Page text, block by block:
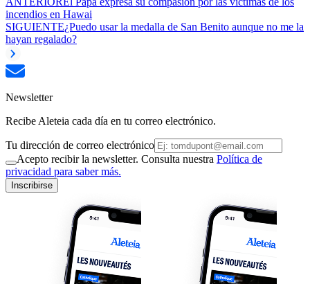
incendios en Hawai
SIGUIENTE¿Puedo usar la medalla de San Benito aunque no me la
hayan regalado?
Newsletter
Recibe Aleteia cada día en tu correo electrónico.
Tu dirección de correo electrónico
Acepto recibir la newsletter. Consulta nuestra Política de
privacidad para saber más.
Inscribirse